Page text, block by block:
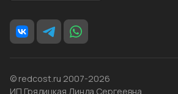
© redcost.ru 2007-2026
ИП Грядицкая Линда Сергеевна